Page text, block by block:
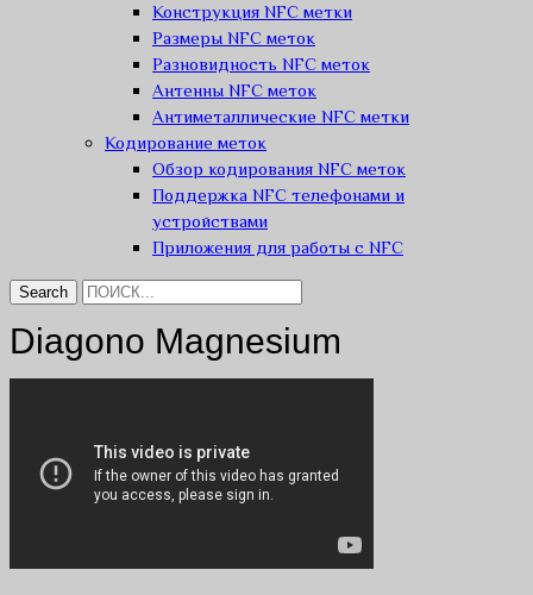
Конструкция NFC метки
Размеры NFC меток
Разновидность NFC меток
Антенны NFC меток
Антиметаллические NFC метки
Кодирование меток
Обзор кодирования NFC меток
Поддержка NFC телефонами и
устройствами
Приложения для работы с NFC
Diagono Magnesium